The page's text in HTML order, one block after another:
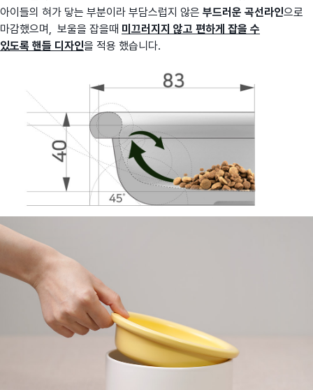
아이들의 혀가 닿는 부분이라 부담스럽지 않은 부드러운 곡선라인으로
마감했으며, 보울을 잡을때 미끄러지지 않고 편하게 잡을 수
있도록 핸들 디자인을 적용 했습니다.